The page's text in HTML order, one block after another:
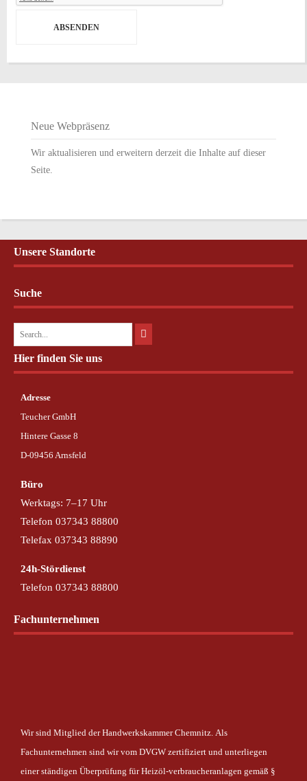
Neue Webpräsenz
Wir aktualisieren und erweitern derzeit die Inhalte auf dieser
Seite.
Unsere Standorte
Suche
Hier finden Sie uns
Adresse
Teucher GmbH
Hintere Gasse 8
D-09456 Arnsfeld
Büro
Werktags: 7–17 Uhr
Telefon 037343 88800
Telefax 037343 88890
24h-Stördienst
Telefon 037343 88800
Fachunternehmen
Wir sind Mitglied der Handwerkskammer Chemnitz. Als
Fachunternehmen sind wir vom DVGW zertifiziert und unterliegen
einer ständigen Überprüfung für Heizöl-verbraucheranlagen gemäß §